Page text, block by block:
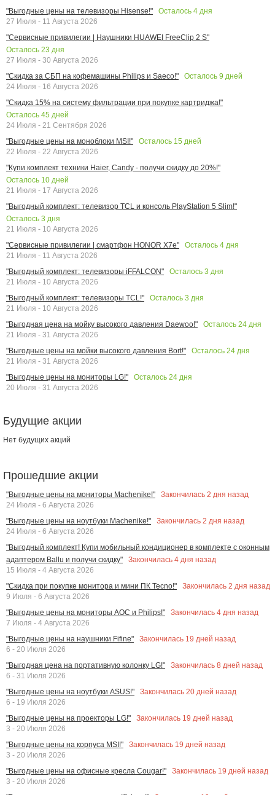
"Выгодные цены на телевизоры Hisense!"
Осталось 4 дня
27 Июля - 11 Августа 2026
"Сервисные привилегии | Наушники HUAWEI FreeClip 2 S"
Осталось 23 дня
27 Июля - 30 Августа 2026
"Скидка за СБП на кофемашины Philips и Saeco!"
Осталось 9 дней
24 Июля - 16 Августа 2026
"Скидка 15% на систему фильтрации при покупке картриджа!"
Осталось 45 дней
24 Июля - 21 Сентября 2026
"Выгодные цены на моноблоки MSI!"
Осталось 15 дней
22 Июля - 22 Августа 2026
"Купи комплект техники Haier, Candy - получи скидку до 20%!"
Осталось 10 дней
21 Июля - 17 Августа 2026
"Выгодный комплект: телевизор TCL и консоль PlayStation 5 Slim!"
Осталось 3 дня
21 Июля - 10 Августа 2026
"Сервисные привилегии | смартфон HONOR X7e"
Осталось 4 дня
21 Июля - 11 Августа 2026
"Выгодный комплект: телевизоры iFFALCON"
Осталось 3 дня
21 Июля - 10 Августа 2026
"Выгодный комплект: телевизоры TCL!"
Осталось 3 дня
21 Июля - 10 Августа 2026
"Выгодная цена на мойку высокого давления Daewoo!"
Осталось 24 дня
21 Июля - 31 Августа 2026
"Выгодные цены на мойки высокого давления Bort!"
Осталось 24 дня
21 Июля - 31 Августа 2026
"Выгодные цены на мониторы LG!"
Осталось 24 дня
20 Июля - 31 Августа 2026
Будущие акции
Нет будущих акций
Прошедшие акции
"Выгодные цены на мониторы Machenike!" Закончилась 2 дня назад
24 Июля - 6 Августа 2026
"Выгодные цены на ноутбуки Machenike!"
Закончилась 2 дня назад
24 Июля - 6 Августа 2026
"Выгодный комплект! Купи мобильный кондиционер в комплекте с оконным
адаптером Ballu и получи скидку"
Закончилась 4 дня назад
15 Июля - 4 Августа 2026
"Скидка при покупке монитора и мини ПК Tecno!"
Закончилась 2 дня назад
9 Июля - 6 Августа 2026
"Выгодные цены на мониторы AOC и Philips!"
Закончилась 4 дня назад
7 Июля - 4 Августа 2026
"Выгодные цены на наушники Fifine"
Закончилась 19 дней назад
6 - 20 Июля 2026
"Выгодная цена на портативную колонку LG!"
Закончилась 8 дней назад
6 - 31 Июля 2026
"Выгодные цены на ноутбуки ASUS!"
Закончилась 20 дней назад
6 - 19 Июля 2026
"Выгодные цены на проекторы LG!"
Закончилась 19 дней назад
3 - 20 Июля 2026
"Выгодные цены на корпуса MSI!"
Закончилась 19 дней назад
3 - 20 Июля 2026
"Выгодные цены на офисные кресла Cougar!"
Закончилась 19 дней назад
3 - 20 Июля 2026